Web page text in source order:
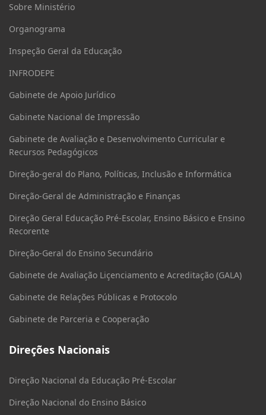
Sobre Ministério
Organograma
Inspeção Geral da Educação
INFRODEPE
Gabinete de Apoio Jurídico
Gabinete Nacional de Impressão
Gabinete de Avaliação e Desenvolvimento Curricular e
Recursos Pedagógicos
Direção-geral do Plano, Políticas, Inclusão e Informática
Direção-Geral de Administração e Finanças
Direção Geral Educação Pré-Escolar, Ensino Básico e Ensino
Recorente
Direção-Geral do Ensino Secundário
Gabinete de Avaliação Liçenciamento e Acreditação (GALA)
Gabinete de Relações Públicas e Protocolo
Gabinete de Parceria e Cooperação
Direções Nacionais
Direção Nacional da Educação Pré-Escolar
Direção Nacional do Ensino Básico